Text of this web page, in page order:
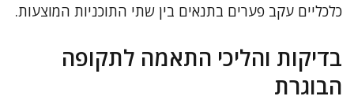
כלכליים עקב פערים בתנאים בין שתי התוכניות המוצעות.
בדיקות והליכי התאמה לתקופה
הבוגרת